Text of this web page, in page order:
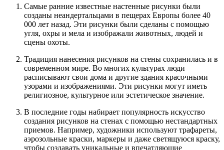
Самые ранние известные настенные рисунки были
созданы неандертальцами в пещерах Европы более 40
000 лет назад. Эти рисунки были сделаны с помощью
угля, охры и мела и изображали животных, людей и
сцены охоты.
Традиция нанесения рисунков на стены сохранилась и в
современном мире. Во многих культурах люди
расписывают свои дома и другие здания красочными
узорами и изображениями. Эти рисунки могут иметь
религиозное, культурное или эстетическое значение.
В последние годы набирает популярность искусство
создания рисунков на стенах с помощью нестандартных
приемов. Например, художники используют трафареты,
аэрозольные краски, маркеры и даже светящуюся краску,
чтобы создавать уникальные и впечатляющие